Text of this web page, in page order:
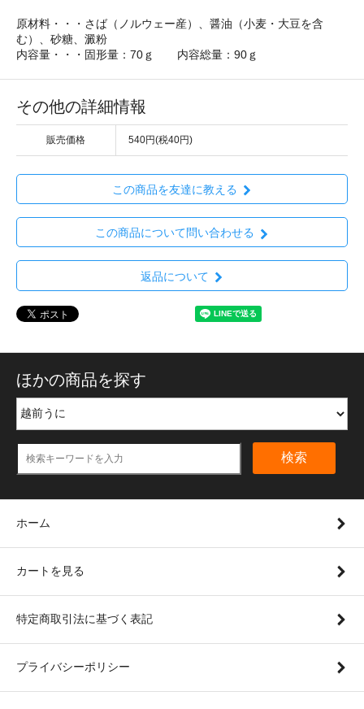
原材料・・・さば（ノルウェー産）、醤油（小麦・大豆を含
む）、砂糖、澱粉
内容量・・・固形量：70ｇ 内容総量：90ｇ
その他の詳細情報
販売価格 540円(税40円)
この商品を友達に教える
この商品について問い合わせる
返品について
ほかの商品を探す
検索
ホーム
カートを見る
特定商取引法に基づく表記
プライバシーポリシー